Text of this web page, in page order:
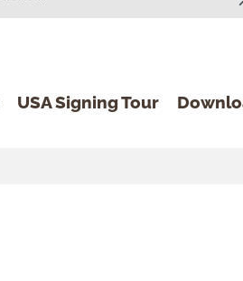
USA Signing Tour